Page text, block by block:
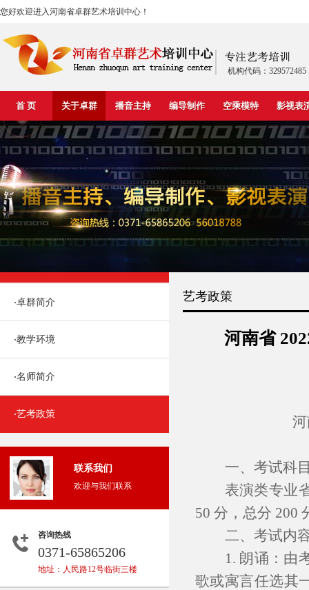
您好欢迎进入河南省卓群艺术培训中心！
机构代码：329572485
首 页 关于卓群 播音主持 编导制作 空乘模特 影视表
·卓群简介
·教学环境
·名师简介
·艺考政策
联系我们
欢迎与我们联系
咨询热线
0371-65865206
地址：人民路12号临街三楼
艺考政策
河南省
一、考试科
表演类专业
50 分，总分 200
二、考试内
1. 朗诵：由
歌或寓言任选其